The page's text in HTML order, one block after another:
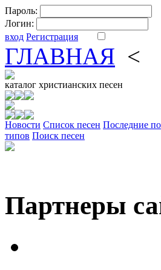
Пароль:
Логин:
вход Регистрация
ГЛАВНАЯ <
каталог христианских песен
Новости Cписок песен Последние
типов Поиск песен
Партнеры